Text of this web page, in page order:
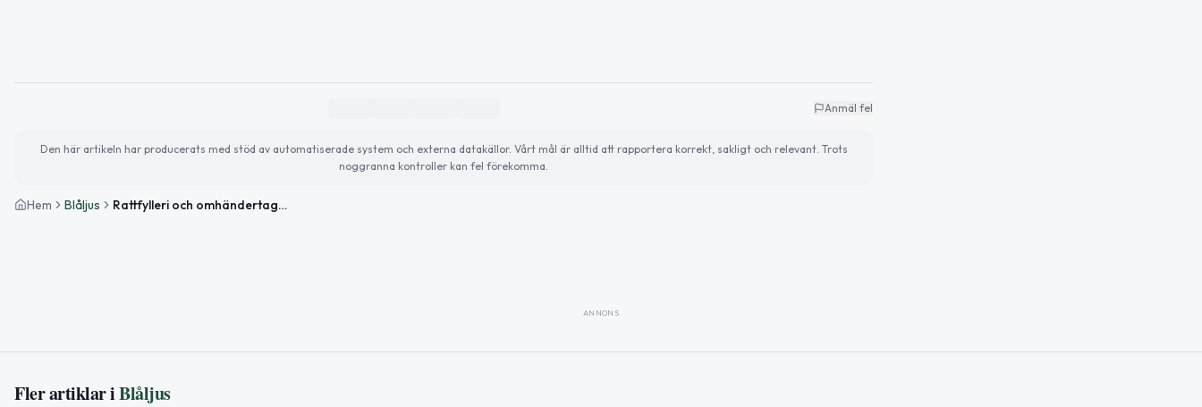
Anmäl fel
Den här artikeln har producerats med stöd av automatiserade system och externa datakällor. Vårt mål är alltid att rapportera korrekt, sakligt och relevant. Trots
noggranna kontroller kan fel förekomma.
Hem Blåljus Rattfylleri och omhändertaganden under natten i Västerbotten
ANNONS
Fler artiklar iBlåljus